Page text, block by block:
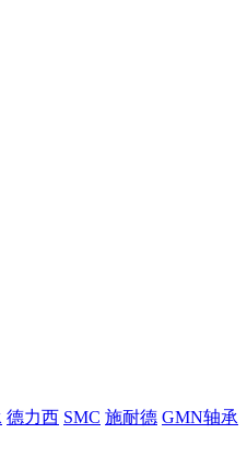
德力西 SMC 施耐德 GMN轴承